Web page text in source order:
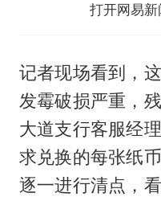
打开网易
记者现场看到，
发霉破损严重，
大道支行客服经
求兑换的每张纸
逐一进行清点，